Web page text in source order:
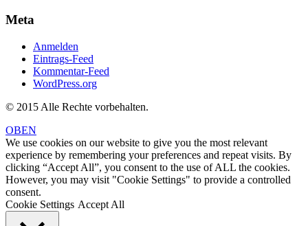
Meta
Anmelden
Eintrags-Feed
Kommentar-Feed
WordPress.org
© 2015 Alle Rechte vorbehalten.
OBEN
We use cookies on our website to give you the most relevant
experience by remembering your preferences and repeat visits. By
clicking “Accept All”, you consent to the use of ALL the cookies.
However, you may visit "Cookie Settings" to provide a controlled
consent.
Cookie Settings Accept All